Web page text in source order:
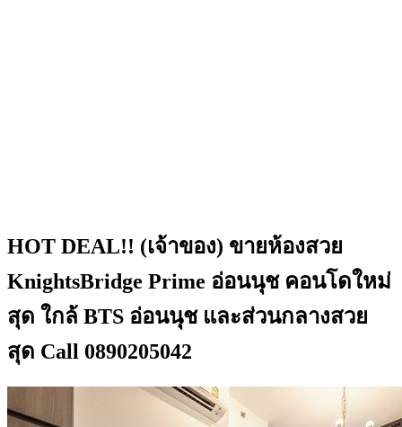
HOT DEAL!! (เจ้าของ) ขายห้องสวย
KnightsBridge Prime อ่อนนุช คอนโดใหม่
สุด ใกล้ BTS อ่อนนุช และส่วนกลางสวย
สุด Call 0890205042